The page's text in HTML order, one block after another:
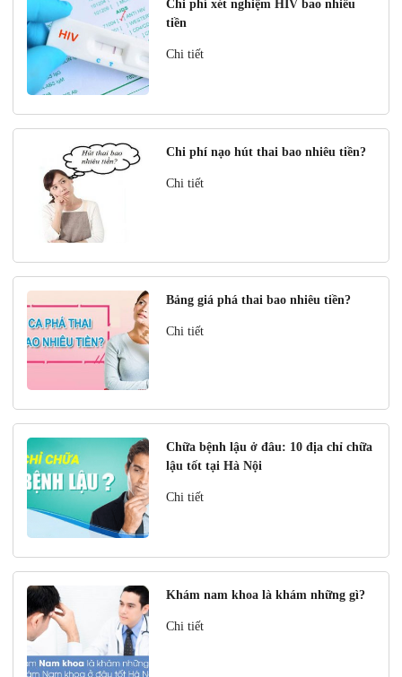
Chi phí xét nghiệm HIV bao nhiêu
tiền
Chi tiết
Chi phí nạo hút thai bao nhiêu tiền?
Chi tiết
Bảng giá phá thai bao nhiêu tiền?
Chi tiết
Chữa bệnh lậu ở đâu: 10 địa chỉ chữa
lậu tốt tại Hà Nội
Chi tiết
Khám nam khoa là khám những gì?
Chi tiết